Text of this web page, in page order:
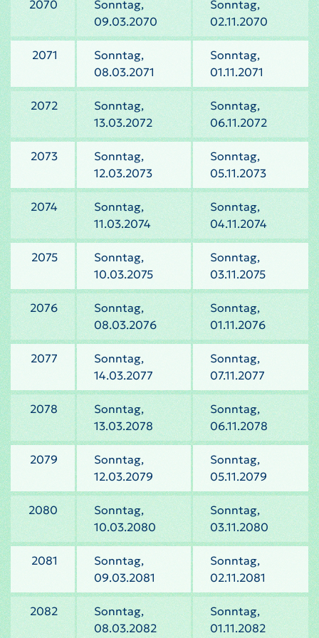
2070
Sonntag,
09.03.2070
Sonntag,
02.11.2070
2071
Sonntag,
08.03.2071
Sonntag,
01.11.2071
2072
Sonntag,
13.03.2072
Sonntag,
06.11.2072
2073
Sonntag,
12.03.2073
Sonntag,
05.11.2073
2074
Sonntag,
11.03.2074
Sonntag,
04.11.2074
2075
Sonntag,
10.03.2075
Sonntag,
03.11.2075
2076
Sonntag,
08.03.2076
Sonntag,
01.11.2076
2077
Sonntag,
14.03.2077
Sonntag,
07.11.2077
2078
Sonntag,
13.03.2078
Sonntag,
06.11.2078
2079
Sonntag,
12.03.2079
Sonntag,
05.11.2079
2080
Sonntag,
10.03.2080
Sonntag,
03.11.2080
2081
Sonntag,
09.03.2081
Sonntag,
02.11.2081
2082
Sonntag,
08.03.2082
Sonntag,
01.11.2082